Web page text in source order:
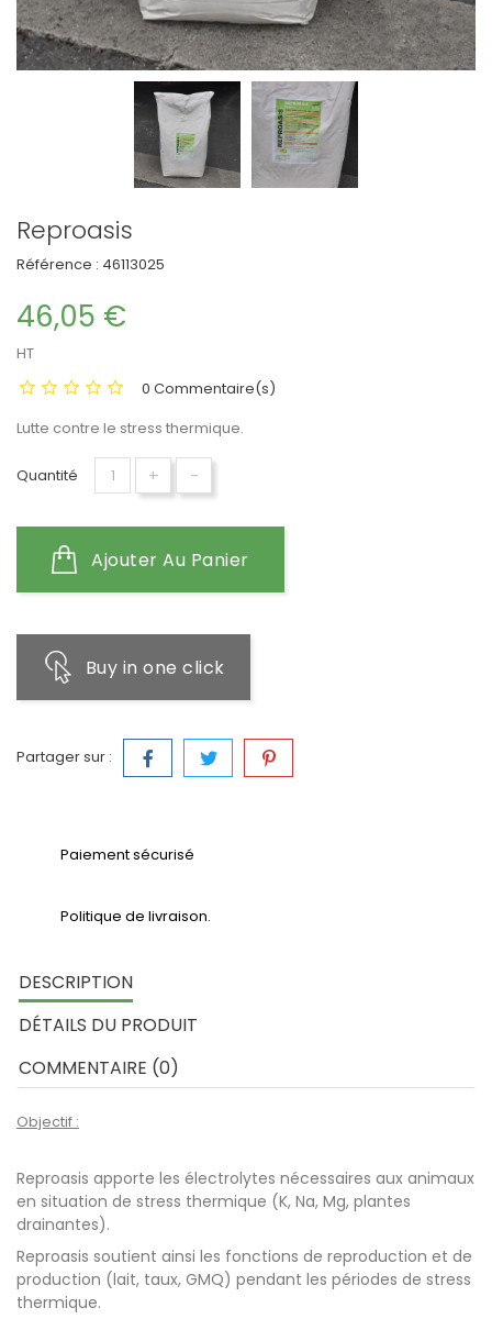
Reproasis
Référence : 46113025
46,05 €
HT
0 Commentaire(s)
Lutte contre le stress thermique.
Quantité + -
Ajouter Au Panier
Buy in one click
Partager sur :
Paiement sécurisé
Politique de livraison.
DESCRIPTION
DÉTAILS DU PRODUIT
COMMENTAIRE (0)
Objectif :
Reproasis apporte les électrolytes nécessaires aux animaux
en situation de stress thermique (K, Na, Mg, plantes
drainantes).
Reproasis soutient ainsi les fonctions de reproduction et de
production (lait, taux, GMQ) pendant les périodes de stress
thermique.